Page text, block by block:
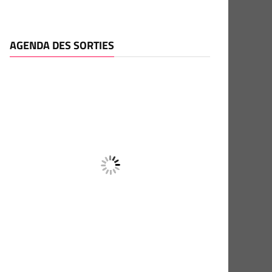
AGENDA DES SORTIES